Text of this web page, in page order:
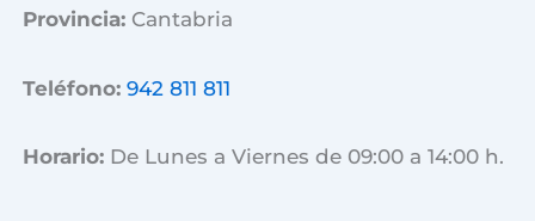
Provincia: Cantabria
Teléfono: 942 811 811
Horario: De Lunes a Viernes de 09:00 a 14:00 h.